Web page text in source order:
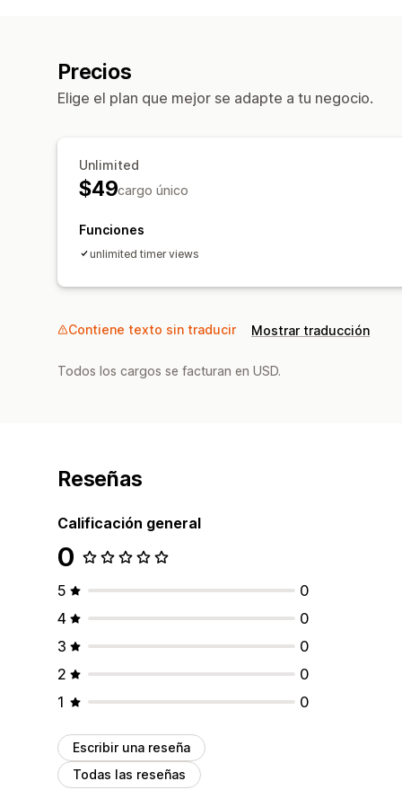
Precios
Elige el plan que mejor se adapte a tu negocio.
Unlimited
$49cargo único
Funciones
unlimited timer views
Contiene texto sin traducir Mostrar traducción
Todos los cargos se facturan en USD.
Reseñas
Calificación general
0
5
0
4
0
3
0
2
0
1
0
Escribir una reseña
Todas las reseñas